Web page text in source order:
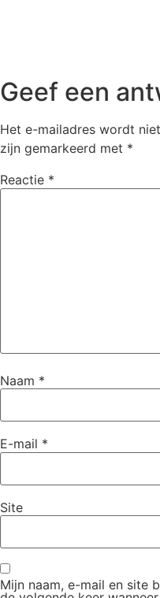
Geef een
Het e-mailadres wordt
zijn gemarkeerd met *
Reactie *
Naam *
E-mail *
Site
Mijn naam, e-mail en site